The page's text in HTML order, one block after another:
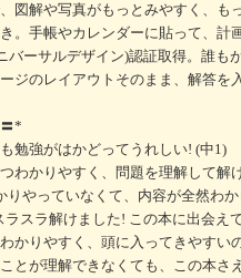
図解や写真がもっとみやすく、も
。手帳やカレンダーに貼って、計
バーサルデザイン)認証取得。誰も
ジのレイアウトそのまま、解答を
*
勉強がはかどってうれしい! (中1)
わかりやすく、問題を理解して解
りやっていなくて、内容が全然わ
スラ解けました! この本に出会え
かりやすく、頭に入ってきやすい
とが理解できなくても、この本